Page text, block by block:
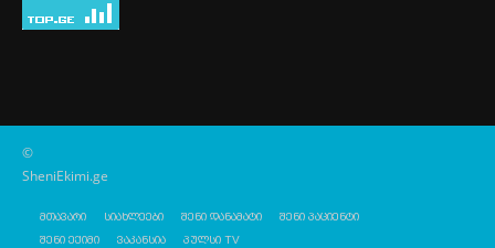
©
SheniEkimi.ge
მთავარი სიახლეები შენი დანამატი
შენი პაციენტი
შენი ექიმი
ვაკანსია პულსი TV